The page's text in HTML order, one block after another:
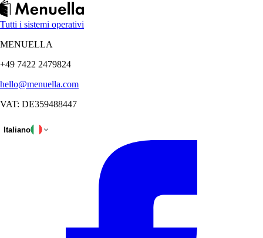
Tutti i sistemi operativi
MENUELLA
+49 7422 2479824
hello@menuella.com
VAT: DE359488447
Italiano